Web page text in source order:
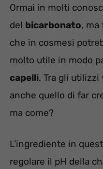
Ormai in molti
del bicarbonato, ma
che in cosmesi
molto utile in modo
capelli. Tra gli
anche quello di far
ma come?
L’ingrediente in
regolare il pH della